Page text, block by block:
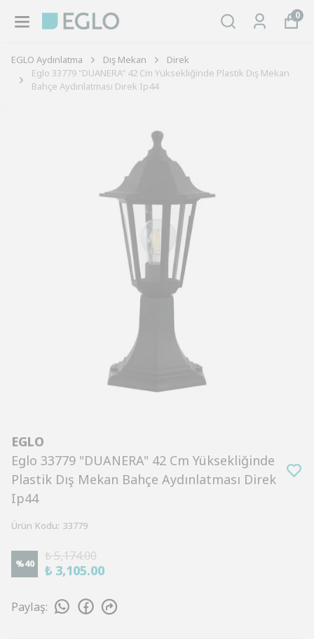
0
EGLO Aydınlatma Dış Mekan
Direk
Eglo 33779 "DUANERA" 42 Cm Yüksekliğinde Plastik Dış Mekan
Bahçe Aydınlatması Direk Ip44
EGLO
Eglo 33779 "DUANERA" 42 Cm Yüksekliğinde
Plastik Dış Mekan Bahçe Aydınlatması Direk
Ip44
Ürün Kodu: 33779
%40
₺ 5,174.00
₺ 3,105.00
Paylaş: